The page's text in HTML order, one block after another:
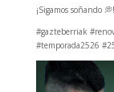
¡Sigamos soñando 💭!
#gazteberriak
#temporada2526